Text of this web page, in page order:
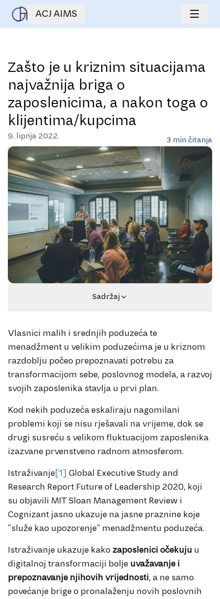
ACJ AIMS
Zašto je u kriznim situacijama
najvažnija briga o
zaposlenicima, a nakon toga o
klijentima/kupcima
9. lipnja 2022. 3 min čitanja
Sadržaj
Vlasnici malih i srednjih poduzeća te
menadžment u velikim poduzećima je u kriznom
razdoblju počeo prepoznavati potrebu za
transformacijom sebe, poslovnog modela, a razvoj
svojih zaposlenika stavlja u prvi plan.
Kod nekih poduzeća eskaliraju nagomilani
problemi koji se nisu rješavali na vrijeme, dok se
drugi susreću s velikom fluktuacijom zaposlenika
izazvane prvenstveno radnom atmosferom.
Istraživanje [1]
Global Executive Study and
Research Report Future of Leadership 2020, koji
su objavili MIT Sloan Management Review i
Cognizant jasno ukazuje na jasne praznine koje
"služe kao upozorenje" menadžmentu poduzeća.
Istraživanje ukazuje kako zaposlenici očekuju u
digitalnoj transformaciji bolje uvažavanje i
prepoznavanje njihovih vrijednosti, a ne samo
povećanje brige o pronalaženju novih poslovnih